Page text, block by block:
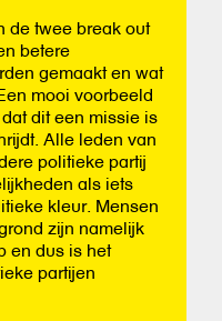
de twee break out
betere
gemaakt en wat
mooi voorbeeld
dit een missie is
Alle leden van
politieke partij
als iets
kleur. Mensen
zijn namelijk
en dus is het
partijen